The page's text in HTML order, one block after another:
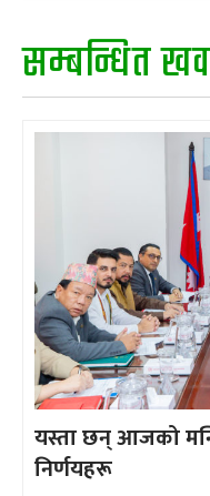
सम्बन्धित
यस्ता छन् आजको
निर्णयहरू